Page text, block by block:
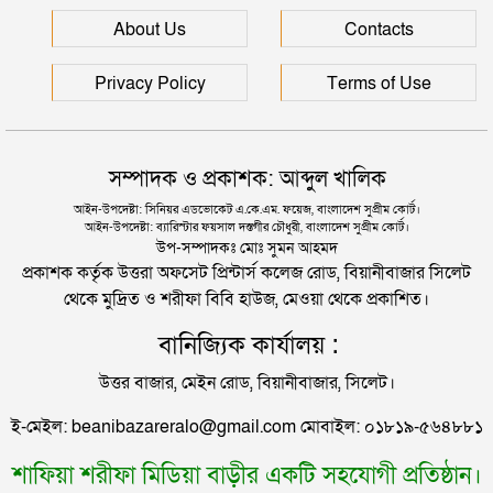
জুলাই আন্দোলন ছাত্র-জনতার বীরত্বের স্মারকস্তম্ভ:
বিয়ানীবাজারের ইউএনও
সিলেটের জোড়া ব্রিজের পাশ থেকে আটক ফরহাদ- বাদশা
সিলেটে সড়ক দুর্ঘটনায় প্রাণ গেল যুবকের
সিলেটে কাগজ ছাড়া রাস্তায় নামলেই বিপদ
নতুন কর্মসূচির ঘোষণা জামায়াত জোটের
“দুর্নীতিতে চ্যাম্পিয়ন হওয়ার সহজ উপায় সংসদ সদস্য এবং
প্রশাসন একাকার হয়ে যাওয়া”
রাষ্ট্রপতি নির্বাচনের তারিখ ঘোষণা
মৃত্যুদণ্ড
সিলেটে হামের উপসর্গ আরও ২ শিশুর মৃত্যু
About Us Contacts
Privacy Policy Terms of Use
সম্পাদক ও প্রকাশক: আব্দুল খালিক
আইন-উপদেষ্টা: সিনিয়র এডভোকেট এ.কে.এম. ফয়েজ, বাংলাদেশ সুপ্রীম কোর্ট।
আইন-উপদেষ্টা: ব্যারিস্টার ফয়সাল দস্তগীর চৌধুরী, বাংলাদেশ সুপ্রীম কোর্ট।
উপ-সম্পাদকঃ মোঃ সুমন আহমদ
প্রকাশক কর্তৃক উত্তরা অফসেট প্রিন্টার্স কলেজ রোড, বিয়ানীবাজার সিলেট
থেকে মুদ্রিত ও শরীফা বিবি হাউজ, মেওয়া থেকে প্রকাশিত।
বানিজ্যিক কার্যালয় :
উত্তর বাজার, মেইন রোড, বিয়ানীবাজার, সিলেট।
ই-মেইল: beanibazareralo@gmail.com মোবাইল: ০১৮১৯-৫৬৪৮৮১
শাফিয়া শরীফা মিডিয়া বাড়ীর একটি সহযোগী প্রতিষ্ঠান।